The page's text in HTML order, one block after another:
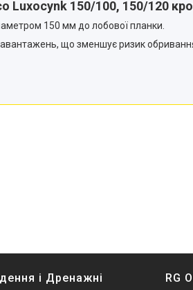
150/100, 150/120
150 мм до лобової планки.
що зменшує ризик
і Дренажні RG